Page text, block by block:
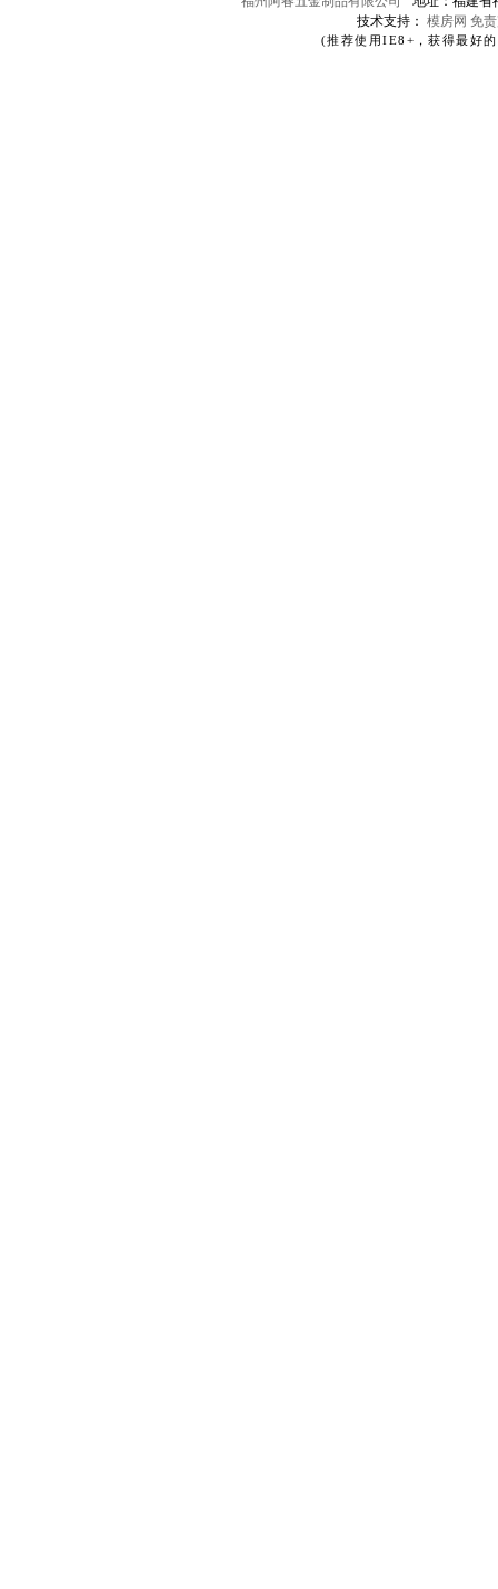
技术支持： 模房网 免
(推荐使用IE8+，获得最好